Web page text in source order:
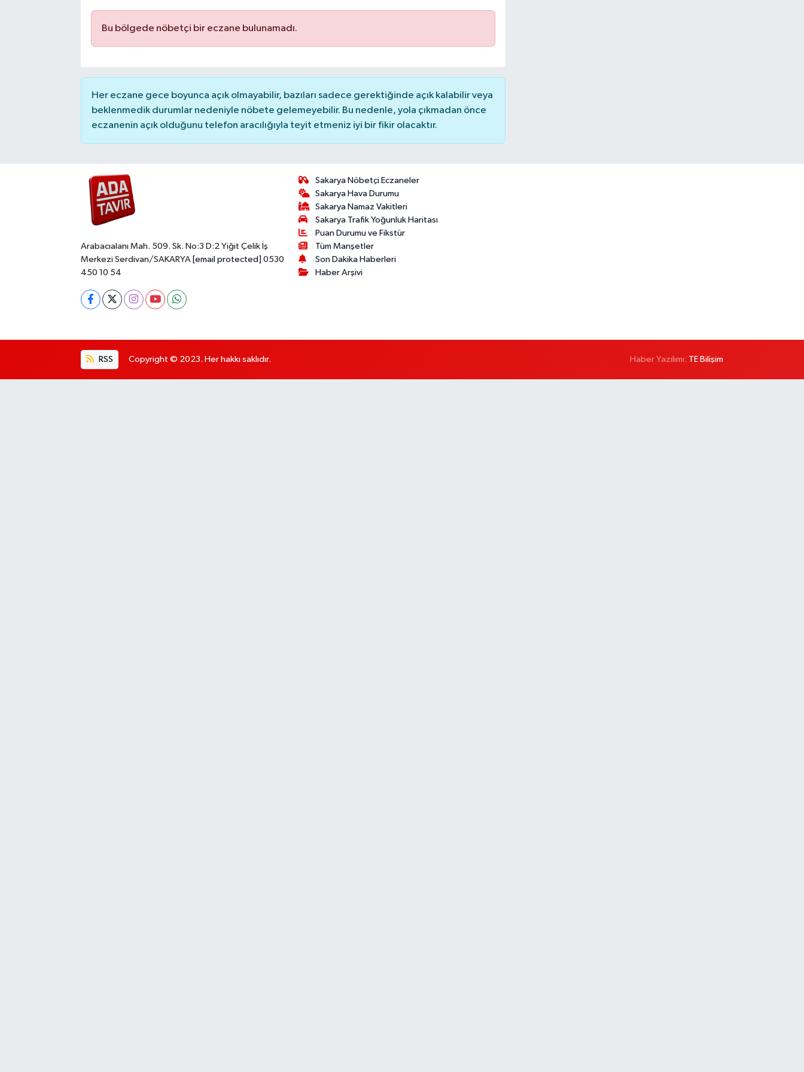
Bu bölgede nöbetçi bir eczane bulunamadı.
Her eczane gece boyunca açık olmayabilir, bazıları sadece gerektiğinde açık kalabilir veya
beklenmedik durumlar nedeniyle nöbete gelemeyebilir. Bu nedenle, yola çıkmadan önce
eczanenin açık olduğunu telefon aracılığıyla teyit etmeniz iyi bir fikir olacaktır.
Arabacıalanı Mah. 509. Sk. No:3 D:2 Yiğit Çelik İş
Merkezi Serdivan/SAKARYA [email protected] 0530
450 10 54
Sakarya Nöbetçi Eczaneler
Sakarya Hava Durumu
Sakarya Namaz Vakitleri
Sakarya Trafik Yoğunluk Haritası
Puan Durumu ve Fikstür
Tüm Manşetler
Son Dakika Haberleri
Haber Arşivi
RSS Copyright © 2023. Her hakkı saklıdır. Haber Yazılımı: TE Bilişim